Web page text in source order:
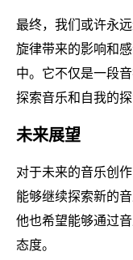
最终，我们或许永
旋律带来的影响和
中。它不仅是一段
探索音乐和自我的探
未来展望
对于未来的音乐创
能够继续探索新的
他也希望能够通过
态度。